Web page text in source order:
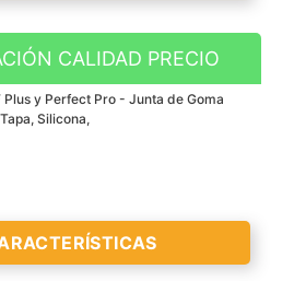
5,3
VER
CARACTERÍSTICAS
CALIDAD PRECIO
Plus y Perfect Pro - Junta de Goma
Silicona,